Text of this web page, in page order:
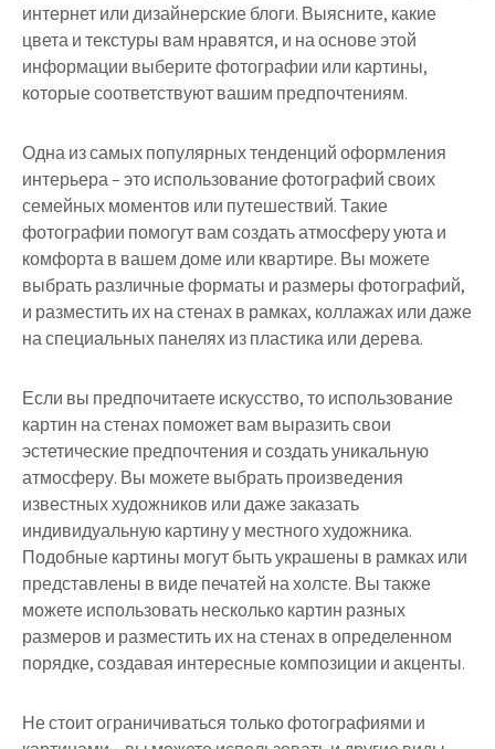
интернет или дизайнерские блоги. Выясните, какие
цвета и текстуры вам нравятся, и на основе этой
информации выберите фотографии или картины,
которые соответствуют вашим предпочтениям.
Одна из самых популярных тенденций оформления
интерьера – это использование фотографий своих
семейных моментов или путешествий. Такие
фотографии помогут вам создать атмосферу уюта и
комфорта в вашем доме или квартире. Вы можете
выбрать различные форматы и размеры фотографий,
и разместить их на стенах в рамках, коллажах или даже
на специальных панелях из пластика или дерева.
Если вы предпочитаете искусство, то использование
картин на стенах поможет вам выразить свои
эстетические предпочтения и создать уникальную
атмосферу. Вы можете выбрать произведения
известных художников или даже заказать
индивидуальную картину у местного художника.
Подобные картины могут быть украшены в рамках или
представлены в виде печатей на холсте. Вы также
можете использовать несколько картин разных
размеров и разместить их на стенах в определенном
порядке, создавая интересные композиции и акценты.
Не стоит ограничиваться только фотографиями и